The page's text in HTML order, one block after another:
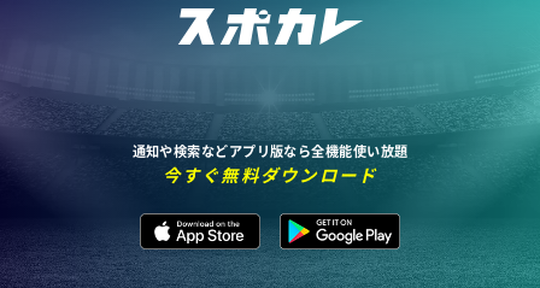
通知や検索などアプリ版なら全機能使い放題
今すぐ無料ダウンロード